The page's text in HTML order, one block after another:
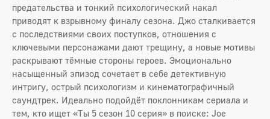
предательства и тонкий психологический накал
приводят к взрывному финалу сезона. Джо сталкивается
с последствиями своих поступков, отношения с
ключевыми персонажами дают трещину, а новые мотивы
раскрывают тёмные стороны героев. Эмоционально
насыщенный эпизод сочетает в себе детективную
интригу, острый психологизм и кинематографичный
саундтрек. Идеально подойдёт поклонникам сериала и
тем, кто ищет «Ты 5 сезон 10 серия» в поиске: Joe